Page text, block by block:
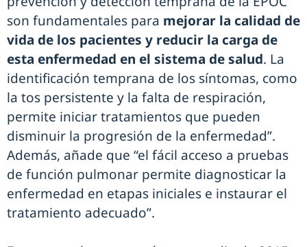
son fundamentales para mejorar la calidad de
vida de los pacientes y reducir la carga de
esta enfermedad en el sistema de salud. La
identificación temprana de los síntomas, como
la tos persistente y la falta de respiración,
permite iniciar tratamientos que pueden
disminuir la progresión de la enfermedad”.
Además, añade que “el fácil acceso a pruebas
de función pulmonar permite diagnosticar la
enfermedad en etapas iniciales e instaurar el
tratamiento adecuado”.